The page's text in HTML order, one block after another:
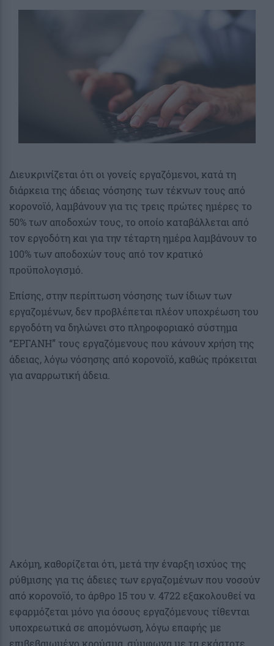
Διευκρινίζεται ότι οι γονείς εργαζόμενοι, κατά τη
διάρκεια της άδειας νόσησης των τέκνων τους από
κορονοϊό, λαμβάνουν για τις τρεις πρώτες ημέρες το
50% των αποδοχών τους, το οποίο καταβάλλεται από
τον εργοδότη και για την τέταρτη ημέρα λαμβάνουν το
100% των αποδοχών τους από τον κρατικό
προϋπολογισμό.
Επίσης, στην περίπτωση νόσησης των ίδιων των
εργαζομένων, δεν προβλέπεται πλέον υποχρέωση του
εργοδότη να δηλώνει στο πληροφοριακό σύστημα
“ΕΡΓΑΝΗ” τους εργαζόμενους που κάνουν χρήση της
άδειας, λόγω νόσησης από κορονοϊό, καθώς πρόκειται
για αναρρωτική άδεια.
Ακόμη, καθορίζεται ότι, μετά την έναρξη ισχύος της
ρύθμισης για τις άδειες των εργαζομένων που νοσούν
από κορονοϊό, το άρθρο 15 του ν. 4722 εξακολουθεί να
εφαρμόζεται μόνο για όσους εργαζόμενους τίθενται
υποχρεωτικά σε απομόνωση, λόγω επαφής με
επιβεβαιωμένο κρούσμα, σύμφωνα με τα εκάστοτε